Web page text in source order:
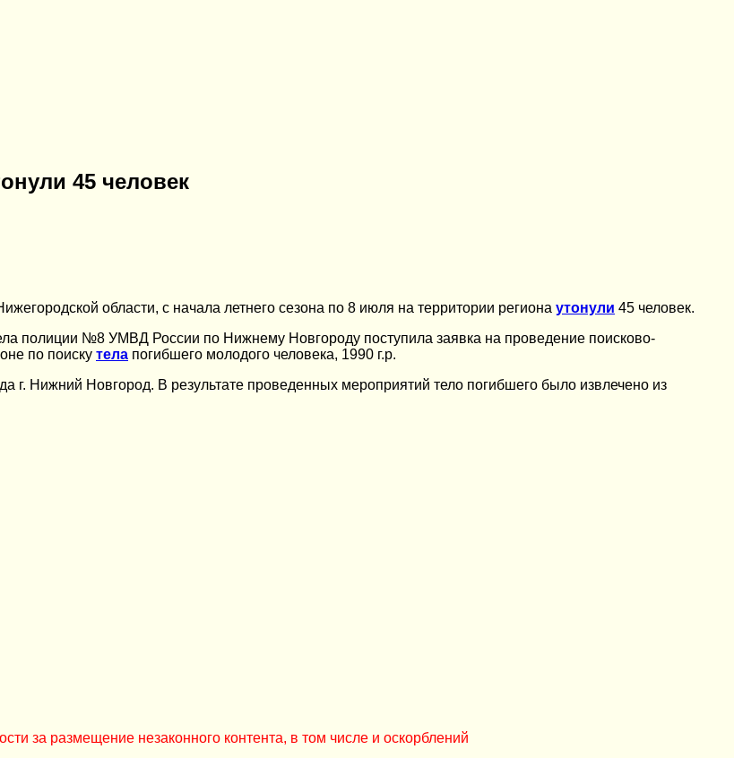
45 человек
области, с начала летнего сезона по 8 июля на территории региона утонули 45 человек.
полиции №8 УМВД России по Нижнему Новгороду поступила заявка на проведение поисково-
по поиску тела погибшего молодого человека, 1990 г.р.
г. Нижний Новгород. В результате проведенных мероприятий тело погибшего было извлечено из
за размещение незаконного контента, в том числе и оскорблений